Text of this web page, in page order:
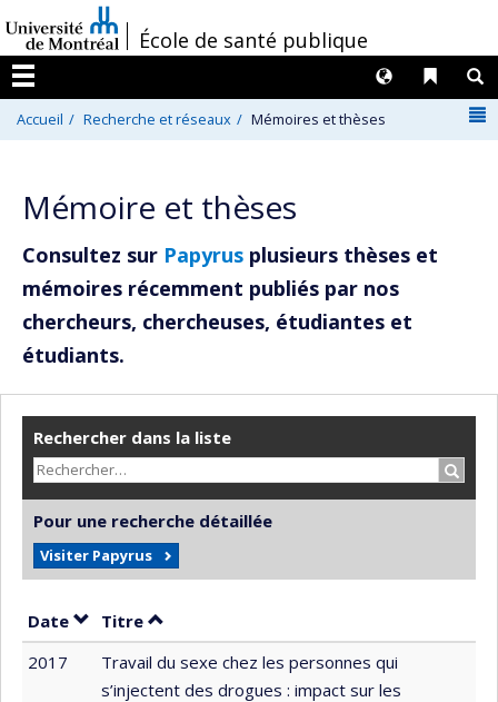
au
contenu
/École de santé publique
Menu
Liens
Langues
Accueil Recherche et réseaux Mémoires et thèses
Mémoire et thèses
Consultez sur Papyrus plusieurs thèses et
mémoires récemment publiés par nos
chercheurs, chercheuses, étudiantes et
étudiants.
Rechercher dans la liste
Pour une recherche détaillée
Visiter Papyrus
Date Trier par date en ordre croissant
Titre Trier par titre en ordre croissant
2017
Travail du sexe chez les personnes qui
s’injectent des drogues : impact sur les